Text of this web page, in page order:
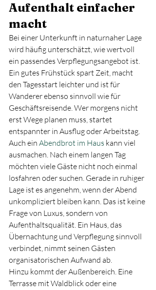
Aufenthalt einfacher
macht
Bei einer Unterkunft in naturnaher Lage
wird häufig unterschätzt, wie wertvoll
ein passendes Verpflegungsangebot ist.
Ein gutes Frühstück spart Zeit, macht
den Tagesstart leichter und ist für
Wanderer ebenso sinnvoll wie für
Geschäftsreisende. Wer morgens nicht
erst Wege planen muss, startet
entspannter in Ausflug oder Arbeitstag.
Auch ein Abendbrot im Haus kann viel
ausmachen. Nach einem langen Tag
möchten viele Gäste nicht noch einmal
losfahren oder suchen. Gerade in ruhiger
Lage ist es angenehm, wenn der Abend
unkompliziert bleiben kann. Das ist keine
Frage von Luxus, sondern von
Aufenthaltsqualität. Ein Haus, das
Übernachtung und Verpflegung sinnvoll
verbindet, nimmt seinen Gästen
organisatorischen Aufwand ab.
Hinzu kommt der Außenbereich. Eine
Terrasse mit Waldblick oder eine